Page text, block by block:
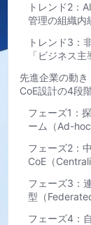
トレンド2：
管理の組織内
トレンド3：
「ビジネス
先進企業の動
CoE設計の4段
フェーズ1：
ーム（Ad-hoc
フェーズ2：
CoE（
フェーズ3：
型（Federated
フェーズ4：